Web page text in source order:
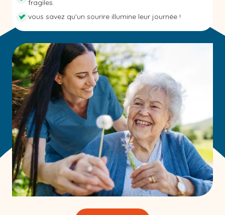
fragiles.
vous savez qu'un sourire illumine leur journée !